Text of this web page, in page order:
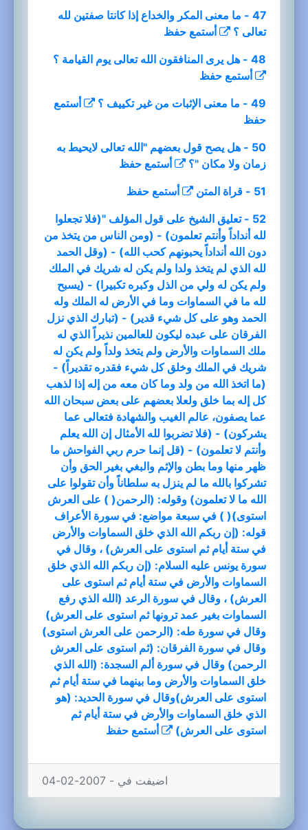
47 - ما معنى المكر والخداع إذا كانتا صفتين لله
تعالى ؟
أستمع حفظ
48 - هل يرى المنافقون الله تعالى يوم القيامة ؟
أستمع حفظ
49 - ما معنى الإثبات من غير تكييف ؟
أستمع
حفظ
50 - هل يصح قول بعضهم "الله تعالى لايحيط به
زمان ولا مكان "؟
أستمع حفظ
51 - قراة المتن
أستمع حفظ
52 - تعليق الشيخ على قول المؤلف "(فلا تجعلوا
لله أنداداً وأنتم تعلمون) - (ومن الناس من يتخذ من
دون الله أنداداً يحبونهم كحب الله) - (وقل الحمد
لله الذي لم يتخذ ولدا ولم يكن له شريك في الملك
ولم يكن له ولي من الذل وكبره تكبيرا) - (يسبح
لله ما في السماوات وما في الأرض له الملك وله
الحمد وهو على كل شيء قدير) - (تبارك الذي نزل
الفرقان على عبده ليكون للعالمين نذيراً الذي له
ملك السماوات والأرض ولم يتخذ ولداً ولم يكن له
شريك في الملك وخلق كل شيء فقدره تقديراً) -
(ما اتخذ الله من ولد وما كان معه من إله إذا لذهب
كل إله بما خلق ولعلا بعضهم على بعض سبحان الله
عما يصفون، عالم الغيب والشهادة فتعالى عما
يشركون) - (فلا تضربوا لله الأمثال إن الله يعلم
وأنتم لا تعلمون) - (قل إنما حرم ربي الفواحش ما
ظهر منها وما بطن والإثم والبغي بغير الحق وأن
تشركوا بالله ما لم ينزل به سلطاناً وأن تقولوا على
الله ما لا تعلمون) وقوله: (الرحمن( ) على العرش
استوى)( ) في سبعة مواضع: في سورة الأعراف
قوله: (إن ربكم الله الذي خلق السماوات والأرض
في ستة أيام ثم استوى على العرش) ، وقال في
سورة يونس عليه السلام: (إن ربكم الله الذي خلق
السماوات والأرض في ستة أيام ثم استوى على
العرش) ، وقال في سورة الرعد (الله الذي رفع
السماوات بغير عمد ترونها ثم استوى على العرش)
وقال في سورة طه: (الرحمن على العرش استوى)
وقال في سورة الفرقان: (ثم استوى على العرش
الرحمن) وقال في سورة ألم السجدة: (الله الذي
خلق السماوات والأرض وما بينهما في ستة أيام ثم
استوى على العرش)وقال في سورة الحديد: (هو
الذي خلق السماوات والأرض في ستة أيام ثم
استوى على العرش)
أستمع حفظ
اضيفت في - 2007-02-04